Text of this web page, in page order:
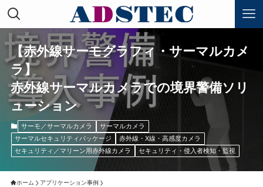
【赤外線サーモグラフィ・サーマルカメ
ラ】
赤外線サーマルカメラでの境界警備ソリ
ューション
サーモ／サーマルカメラ
サーマルカメラ
サーマルセキュリティパッケージ
赤外線・X線・高感度カメラ
セキュリティ／マリーン用赤外線カメラ
セキュリティ・侵入者検知・監視
ホーム アプリケーション事例